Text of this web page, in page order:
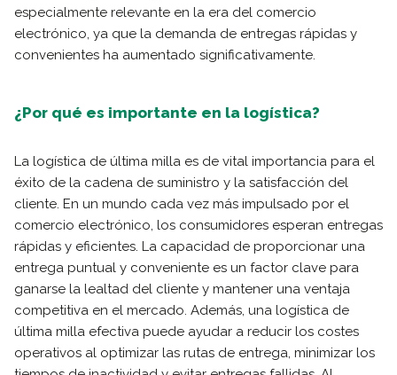
especialmente relevante en la era del comercio
electrónico, ya que la demanda de entregas rápidas y
convenientes ha aumentado significativamente.
¿Por qué es importante en la logística?
La logística de última milla es de vital importancia para el
éxito de la cadena de suministro y la satisfacción del
cliente. En un mundo cada vez más impulsado por el
comercio electrónico, los consumidores esperan entregas
rápidas y eficientes. La capacidad de proporcionar una
entrega puntual y conveniente es un factor clave para
ganarse la lealtad del cliente y mantener una ventaja
competitiva en el mercado. Además, una logística de
última milla efectiva puede ayudar a reducir los costes
operativos al optimizar las rutas de entrega, minimizar los